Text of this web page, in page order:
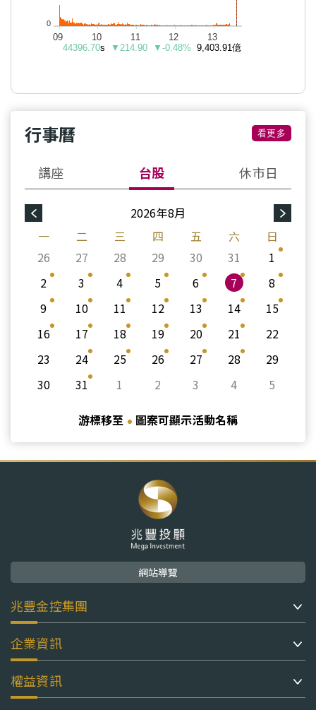
行事曆 看更多
講座 台股 休市日
2026年8月
一
二 三 四 五 六
日
26
27 28 29 30 31
1
2
3 4 5 6 7
8
9
10 11 12 13 14
15
16
17 18 19 20 21
22
23
24 25 26 27 28
29
30
31 1 2 3 4 5
游標移至 圖案可顯示活動名稱
網站導覽
兆豐金控集團
企業資訊
權益資訊